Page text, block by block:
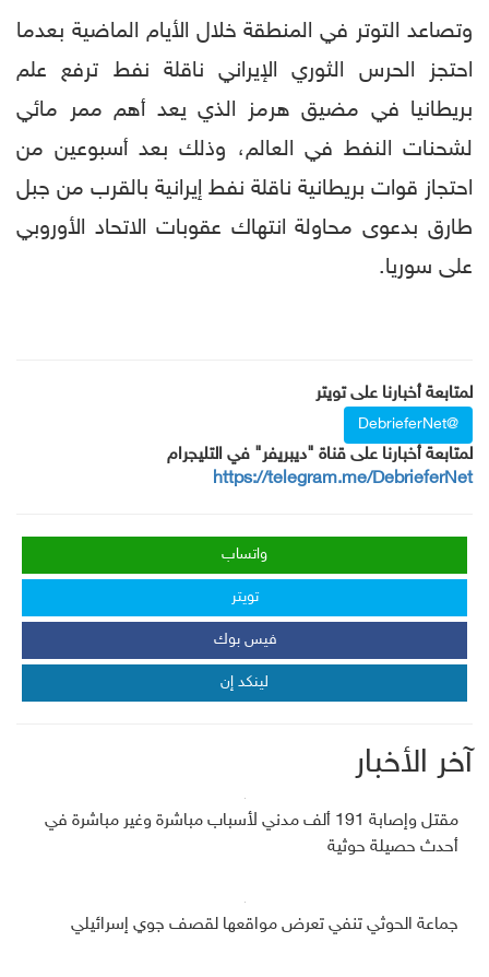
وتصاعد التوتر في المنطقة خلال الأيام الماضية بعدما
احتجز الحرس الثوري الإيراني ناقلة نفط ترفع علم
بريطانيا في مضيق هرمز الذي يعد أهم ممر مائي
لشحنات النفط في العالم، وذلك بعد أسبوعين من
احتجاز قوات بريطانية ناقلة نفط إيرانية بالقرب من جبل
طارق بدعوى محاولة انتهاك عقوبات الاتحاد الأوروبي
على سوريا.
لمتابعة أخبارنا على تويتر
@DebrieferNet
لمتابعة أخبارنا على قناة "ديبريفر" في التليجرام
https://telegram.me/DebrieferNet
واتساب
تويتر
فيس بوك
لينكد إن
آخر الأخبار
مقتل وإصابة 191 ألف مدني لأسباب مباشرة وغير مباشرة في
أحدث حصيلة حوثية
جماعة الحوثي تنفي تعرض مواقعها لقصف جوي إسرائيلي